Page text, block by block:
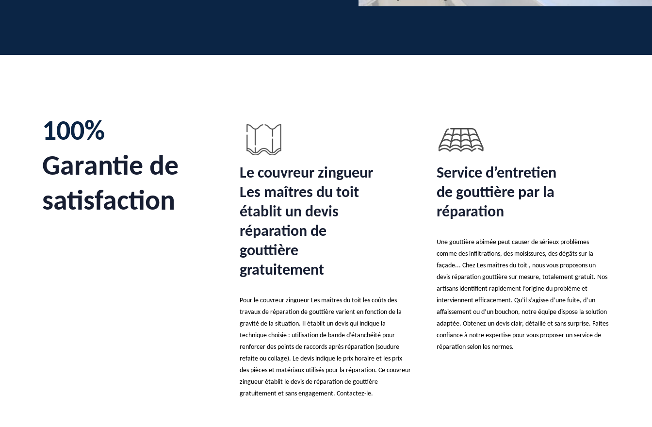
100%
Garantie de
satisfaction
Le couvreur zingueur
Les maîtres du toit
établit un devis
réparation de
gouttière
gratuitement
Pour le couvreur zingueur Les maîtres du toit les coûts des
travaux de réparation de gouttière varient en fonction de la
gravité de la situation. Il établit un devis qui indique la
technique choisie : utilisation de bande d’étanchéité pour
renforcer des points de raccords après réparation (soudure
refaite ou collage). Le devis indique le prix horaire et les prix
des pièces et matériaux utilisés pour la réparation. Ce couvreur
zingueur établit le devis de réparation de gouttière
gratuitement et sans engagement. Contactez-le.
Service d’entretien
de gouttière par la
réparation
Une gouttière abîmée peut causer de sérieux problèmes
comme des infiltrations, des moisissures, des dégâts sur la
façade... Chez Les maîtres du toit , nous vous proposons un
devis réparation gouttière sur mesure, totalement gratuit. Nos
artisans identifient rapidement l’origine du problème et
interviennent efficacement. Qu’il s’agisse d’une fuite, d’un
affaissement ou d’un bouchon, notre équipe dispose la solution
adaptée. Obtenez un devis clair, détaillé et sans surprise. Faites
confiance à notre expertise pour vous proposer un service de
réparation selon les normes.